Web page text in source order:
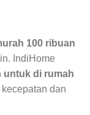
100 ribuan
IndiHome
untuk di rumah
dan